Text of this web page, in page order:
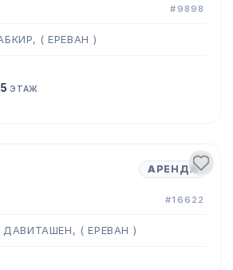
#9898
( ЕРЕВАН )
ЭТАЖ
АРЕНДА
#16622
( ЕРЕВАН )